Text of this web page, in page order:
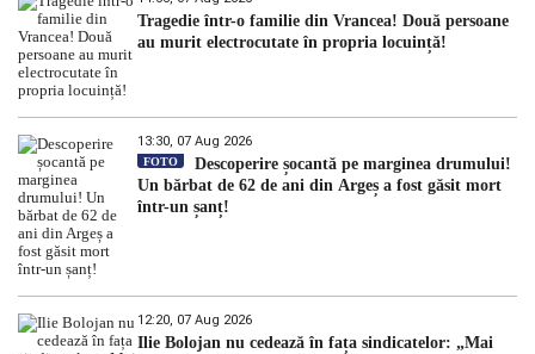
Tragedie într-o familie din Vrancea! Două persoane
au murit electrocutate în propria locuință!
13:30, 07 Aug 2026
FOTO
Descoperire șocantă pe marginea drumului!
Un bărbat de 62 de ani din Argeș a fost găsit mort
într-un șanț!
12:20, 07 Aug 2026
Ilie Bolojan nu cedează în fața sindicatelor: „Mai